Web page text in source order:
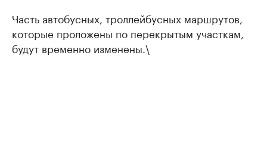
Часть автобусных, троллейбусных маршрутов,
которые проложены по перекрытым участкам,
будут временно изменены.\